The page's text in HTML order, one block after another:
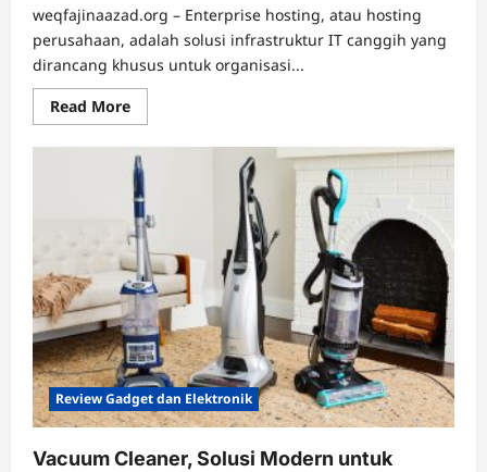
weqfajinaazad.org – Enterprise hosting, atau hosting
perusahaan, adalah solusi infrastruktur IT canggih yang
dirancang khusus untuk organisasi...
Read MoreRead
more
Enterprise
Hosting,
Fondasi
Digital
untuk
Bisnis
Besar
di
Era
Cloud
2025
Review Gadget dan Elektronik
Vacuum Cleaner, Solusi Modern untuk